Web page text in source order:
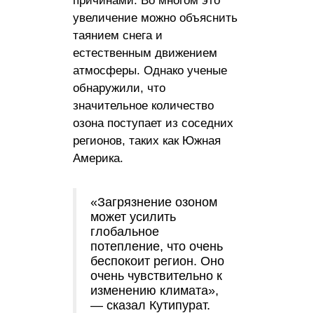
увеличение можно объяснить
таянием снега и
естественным движением
атмосферы. Однако ученые
обнаружили, что
значительное количество
озона поступает из соседних
регионов, таких как Южная
Америка.
«Загрязнение озоном
может усилить
глобальное
потепление, что очень
беспокоит регион. Оно
очень чувствительно к
изменению климата»,
— сказал Кутипурат.